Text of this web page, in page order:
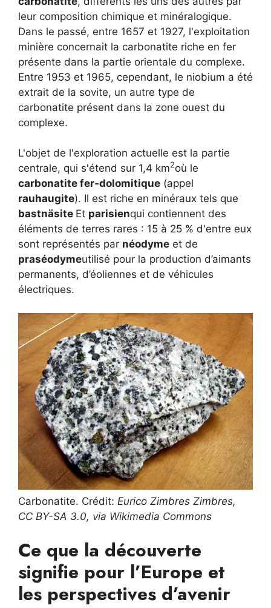
leur composition chimique et minéralogique.
Dans le passé, entre 1657 et 1927, l'exploitation
minière concernait la carbonatite riche en fer
présente dans la partie orientale du complexe.
Entre 1953 et 1965, cependant, le niobium a été
extrait de la sovite, un autre type de
carbonatite présent dans la zone ouest du
complexe.
L'objet de l'exploration actuelle est la partie
centrale, qui s'étend sur 1,4 km2où le
carbonatite fer-dolomitique (appel
rauhaugite). Il est riche en minéraux tels que
bastnäsite Et parisienqui contiennent des
éléments de terres rares : 15 à 25 % d'entre eux
sont représentés par néodyme et de
praséodymeutilisé pour la production d’aimants
permanents, d’éoliennes et de véhicules
électriques.
Carbonatite. Crédit: Eurico Zimbres Zimbres,
CC BY-SA 3.0, via Wikimedia Commons
Ce que la découverte
signifie pour l’Europe et
les perspectives d’avenir